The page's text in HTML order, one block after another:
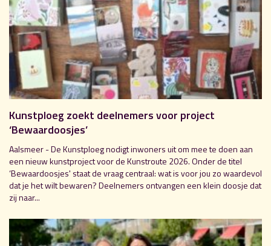
Kunstploeg zoekt deelnemers voor project
‘Bewaardoosjes’
Aalsmeer - De Kunstploeg nodigt inwoners uit om mee te doen aan
een nieuw kunstproject voor de Kunstroute 2026. Onder de titel
‘Bewaardoosjes' staat de vraag centraal: wat is voor jou zo waardevol
dat je het wilt bewaren? Deelnemers ontvangen een klein doosje dat
zij naar...